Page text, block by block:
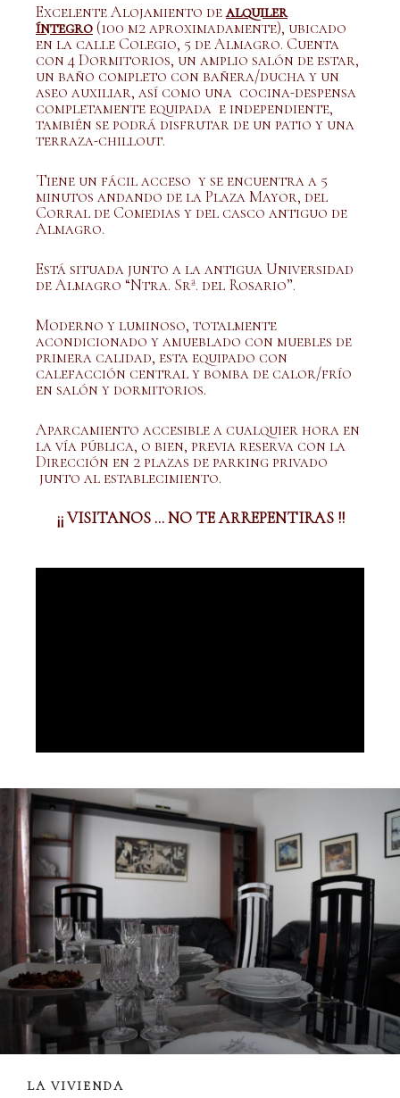
Excelente Alojamiento dealquiler
íntegro (100 m2 aproximadamente), ubicado
en la calle Colegio, 5 de Almagro. Cuenta
con 4 Dormitorios, un amplio salón de estar,
un baño completo con bañera/ducha y un
aseo auxiliar, así como una cocina-despensa
completamente equipada e independiente,
también se podrá disfrutar de un patio y una
terraza-chillout.
Tiene un fácil acceso y se encuentra a 5
minutos andando de la Plaza Mayor, del
Corral de Comedias y del casco antiguo de
Almagro.
Está situada junto a la antigua Universidad
de Almagro “Ntra. Srª. del Rosario”.
Moderno y luminoso, totalmente
acondicionado y amueblado con muebles de
primera calidad, esta equipado con
calefacción central y bomba de calor/frío
en salón y dormitorios.
Aparcamiento accesible a cualquier hora en
la vía pública, o bien, previa reserva con la
Dirección en 2 plazas de parking privado
junto al establecimiento.
¡¡ VISITANOS … NO TE ARREPENTIRAS !!
LA VIVIENDA